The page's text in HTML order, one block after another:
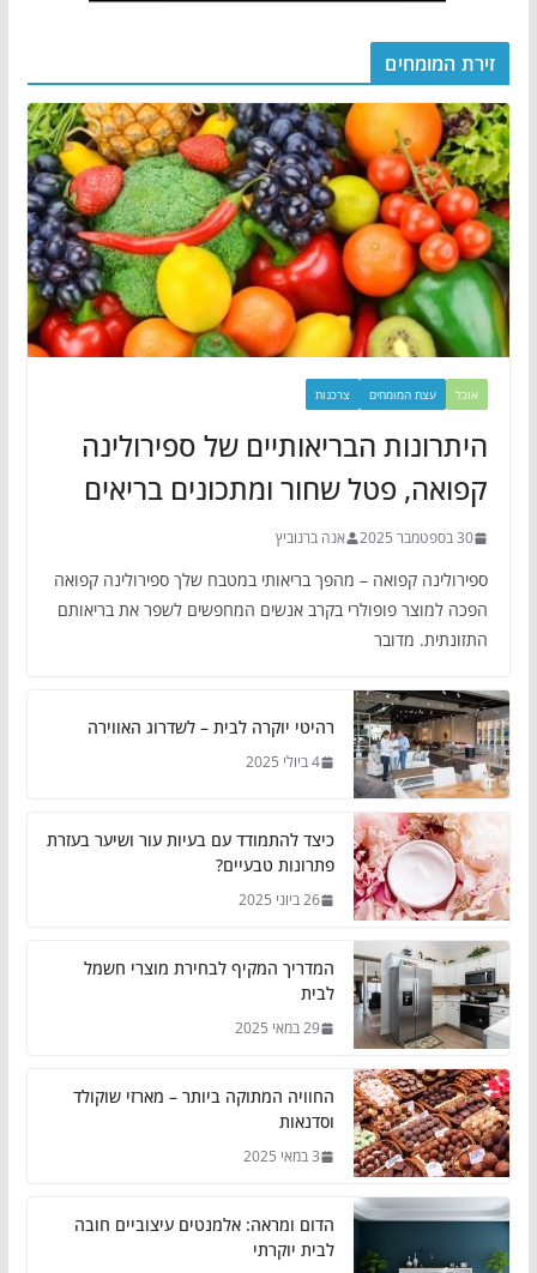
זירת המומחים
אוכל עצת המומחים צרכנות
היתרונות הבריאותיים של ספירולינה
קפואה, פטל שחור ומתכונים בריאים
30 בספטמבר 2025 אנה ברנוביץ
ספירולינה קפואה – מהפך בריאותי במטבח שלך ספירולינה קפואה
הפכה למוצר פופולרי בקרב אנשים המחפשים לשפר את בריאותם
התזונתית. מדובר
רהיטי יוקרה לבית – לשדרוג האווירה
4 ביולי 2025
כיצד להתמודד עם בעיות עור ושיער בעזרת
פתרונות טבעיים?
26 ביוני 2025
המדריך המקיף לבחירת מוצרי חשמל
לבית
29 במאי 2025
החוויה המתוקה ביותר – מארזי שוקולד
וסדנאות
3 במאי 2025
הדום ומראה: אלמנטים עיצוביים חובה
לבית יוקרתי